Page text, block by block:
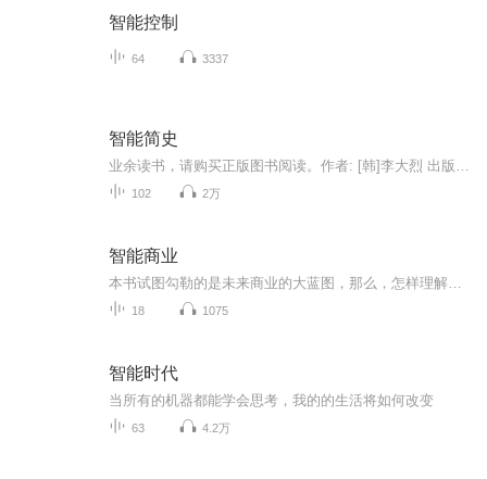
智能控制
64 3337
智能简史
102 2万
智能商业
18 1075
智能时代
当所有的机器都能学会思考，我的的生活将如何改变
63 4.2万